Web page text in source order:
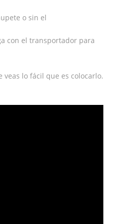
o sin el
con el transportador para
lo fácil que es colocarlo.